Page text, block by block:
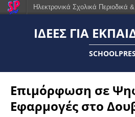
ΙΔΈΕΣ ΓΙΑ
Επιμόρφωση σε
Εφαρμογές στο
Ηλεκτρονικά Σχολικά Περιοδικά